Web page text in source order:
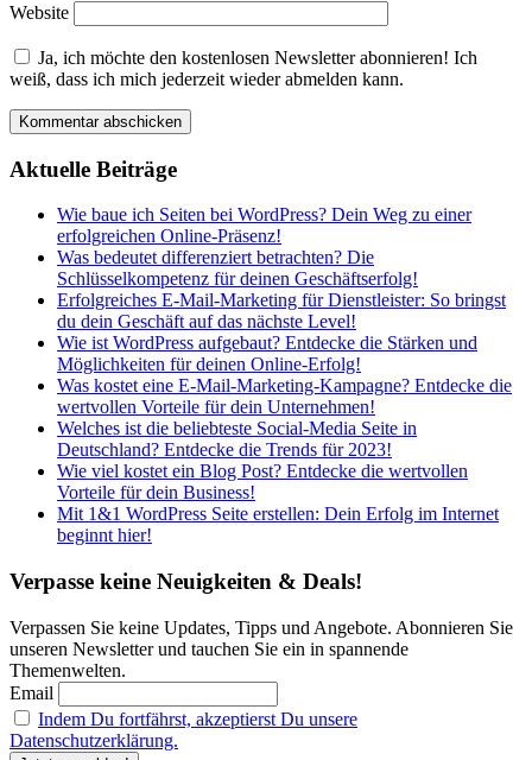
Website
Ja, ich möchte den kostenlosen Newsletter abonnieren! Ich
weiß, dass ich mich jederzeit wieder abmelden kann.
Aktuelle Beiträge
Wie baue ich Seiten bei WordPress? Dein Weg zu einer
erfolgreichen Online-Präsenz!
Was bedeutet differenziert betrachten? Die
Schlüsselkompetenz für deinen Geschäftserfolg!
Erfolgreiches E-Mail-Marketing für Dienstleister: So bringst
du dein Geschäft auf das nächste Level!
Wie ist WordPress aufgebaut? Entdecke die Stärken und
Möglichkeiten für deinen Online-Erfolg!
Was kostet eine E-Mail-Marketing-Kampagne? Entdecke die
wertvollen Vorteile für dein Unternehmen!
Welches ist die beliebteste Social-Media Seite in
Deutschland? Entdecke die Trends für 2023!
Wie viel kostet ein Blog Post? Entdecke die wertvollen
Vorteile für dein Business!
Mit 1&1 WordPress Seite erstellen: Dein Erfolg im Internet
beginnt hier!
Verpasse keine Neuigkeiten & Deals!
Verpassen Sie keine Updates, Tipps und Angebote. Abonnieren Sie
unseren Newsletter und tauchen Sie ein in spannende
Themenwelten.
Email
Indem Du fortfährst, akzeptierst Du unsere
Datenschutzerklärung.